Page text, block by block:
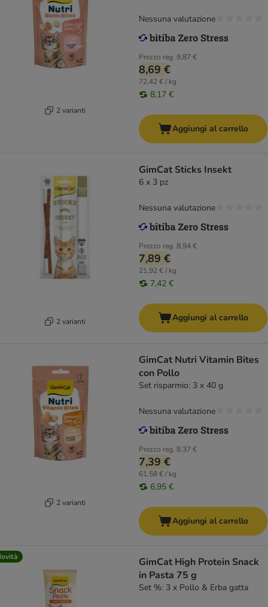
2 varianti
Prezzo reg. 9,87 €
8,69 €
72,42 € / kg
8,17 €
Nessuna valutazione
Aggiungi al carrello
2 varianti
GimCat Sticks Insekt
6 x 3 pz
Prezzo reg. 8,94 €
7,89 €
21,92 € / kg
7,42 €
Nessuna valutazione
Aggiungi al carrello
2 varianti
GimCat Nutri Vitamin Bites
con Pollo
Set risparmio: 3 x 40 g
Prezzo reg. 8,37 €
7,39 €
61,58 € / kg
6,95 €
Nessuna valutazione
Aggiungi al carrello
GimCat High Protein Snack
in Pasta 75 g
Set %: 3 x Pollo & Erba gatta